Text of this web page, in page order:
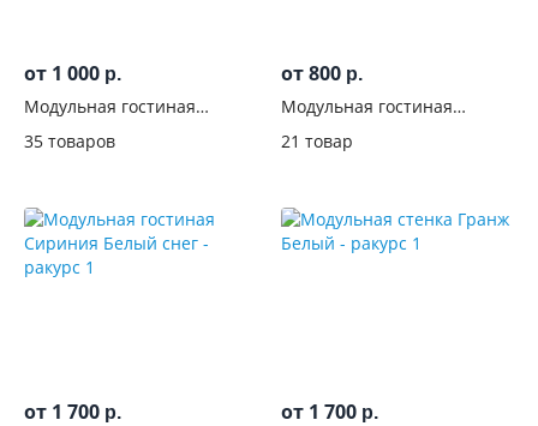
от 1 000 р.
Модульная гостиная
35 товаров
от 800 р.
Модульная гостиная
21 товар
от 1 700 р. от 1 700 р.